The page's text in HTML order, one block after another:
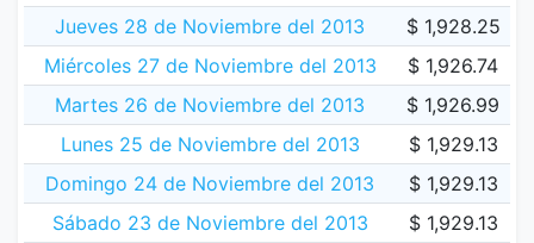
Jueves 28 de Noviembre del 2013
$ 1,928.25
Miércoles 27 de Noviembre del 2013
$ 1,926.74
Martes 26 de Noviembre del 2013
$ 1,926.99
Lunes 25 de Noviembre del 2013
$ 1,929.13
Domingo 24 de Noviembre del 2013
$ 1,929.13
Sábado 23 de Noviembre del 2013
$ 1,929.13